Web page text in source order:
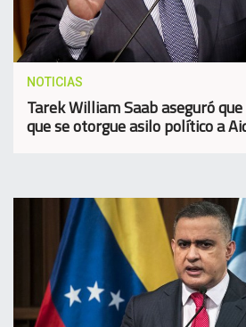
NOTICIAS
Tarek William Saab aseguró
que se otorgue asilo político a